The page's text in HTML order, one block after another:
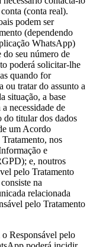
(conta real).
podem ser
(dependendo
WhatsApp)
seu número de
poderá solicitar-lhe
quando for
ou tratar do assunto a
situação, a base
necessidade de
do titular dos dados
um Acordo
nos
e
e, noutros
pelo Tratamento
na
relacionada
pelo Tratamento
Responsável pelo